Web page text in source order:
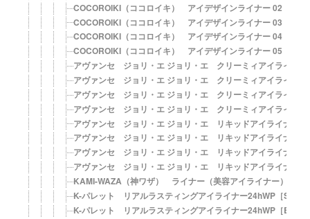
COCOROIKI（ココロイキ） アイデザインライナー 02 セピ
COCOROIKI（ココロイキ） アイデザインライナー 03 スタ
COCOROIKI（ココロイキ） アイデザインライナー 04 メイ
COCOROIKI（ココロイキ） アイデザインライナー 05 クリ
アヴァンセ ジョリ・エ ジョリ・エ クリーミィアイライナ
アヴァンセ ジョリ・エ ジョリ・エ クリーミィアイライナ
アヴァンセ ジョリ・エ ジョリ・エ クリーミィアイライナ
アヴァンセ ジョリ・エ ジョリ・エ クリーミィアイライナ
アヴァンセ ジョリ・エ ジョリ・エ リキッドアイライナー
アヴァンセ ジョリ・エ ジョリ・エ リキッドアイライナー
アヴァンセ ジョリ・エ ジョリ・エ リキッドアイライナー
アヴァンセ ジョリ・エ ジョリ・エ リキッドアイライナー
KAMI-WAZA（神ワザ） ライナー（美容アイライナー）
K-パレット リアルラスティングアイライナー24hWP［SB ス
K-パレット リアルラスティングアイライナー24hWP［BB ブ